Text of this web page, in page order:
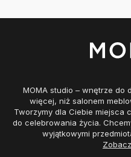
MOMA studio – wnętrze do
więcej, niż salonem
Tworzymy dla Ciebie miejsca
do celebrowania życia.
wyjątkowymi